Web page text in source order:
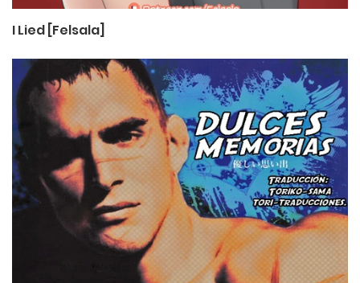
I Lied [Felsala]